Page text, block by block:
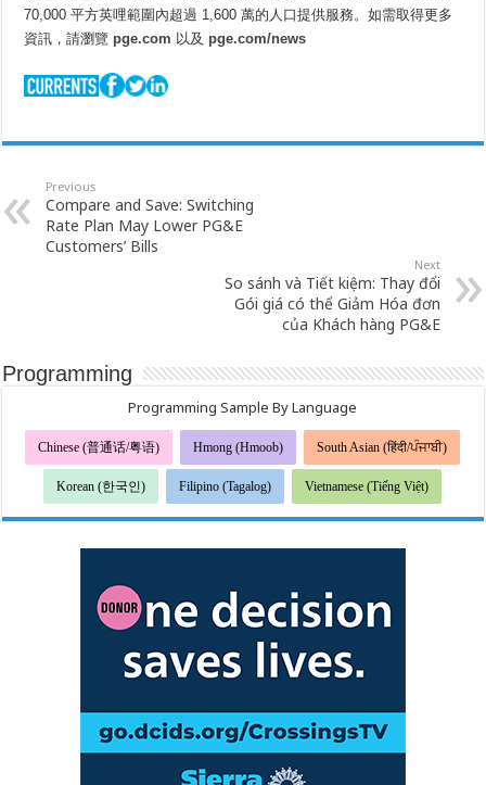
70,000 平方英哩範圍內超過 1,600 萬的人口提供服務。如需取得更多
資訊，請瀏覽 pge.com 以及 pge.com/news
Previous
Compare and Save: Switching
Rate Plan May Lower PG&E
Customers’ Bills
Next
So sánh và Tiết kiệm: Thay đổi
Gói giá có thể Giảm Hóa đơn
của Khách hàng PG&E
Programming
Programming Sample By Language
Chinese (普通话/粤语) Hmong (Hmoob) South Asian (हिंदी/ਪੰਜਾਬੀ)
Korean (한국인) Filipino (Tagalog) Vietnamese (Tiếng Việt)